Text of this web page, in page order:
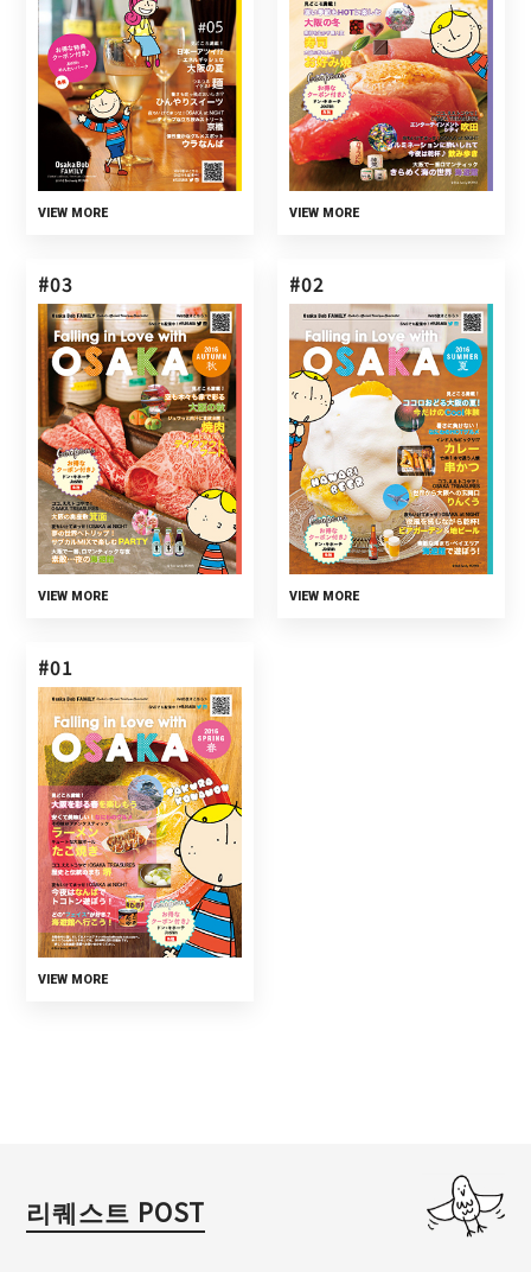
VIEW MORE VIEW MORE
#03
VIEW MORE
#02
VIEW MORE
#01
VIEW MORE
리퀘스트 POST